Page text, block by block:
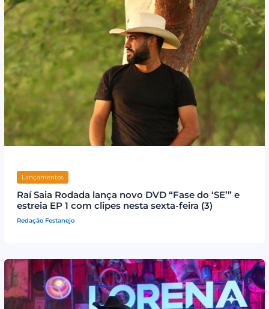
Lançamentos
Raí Saia Rodada lança novo DVD “Fase do ‘SE’” e
estreia EP 1 com clipes nesta sexta-feira (3)
Redação Festanejo